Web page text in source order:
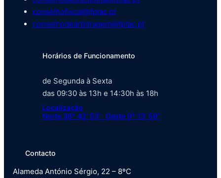
conselhofiscal@fptac.pt
conselhodearbitragem@fptac.pt
Horários de Funcionamento
de Segunda à Sexta
das 09:30 às 13h e 14:30h às 18h
Localização
Norte 38º 42′ 53” Oeste 9º 13′ 59”
Contacto
Alameda António Sérgio, 22 – 8ºC